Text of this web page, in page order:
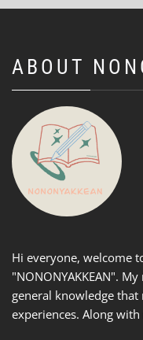
ABOUT
Hi everyone, welcome
"NONONYAKKEAN".
general knowledge
experiences. Along